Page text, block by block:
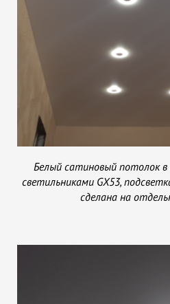
Белый сатиновый потолок
светильниками GX53,
сделана на